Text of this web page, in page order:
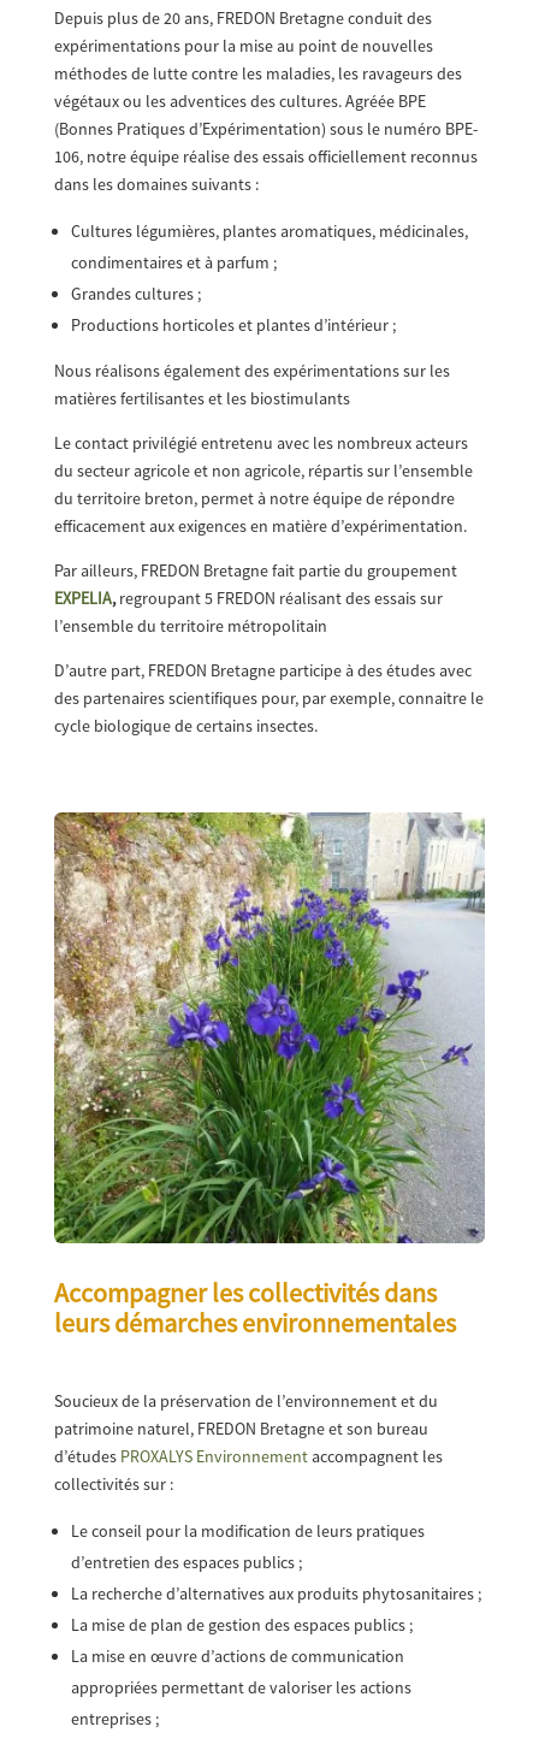
Depuis plus de 20 ans, FREDON Bretagne conduit des
expérimentations pour la mise au point de nouvelles
méthodes de lutte contre les maladies, les ravageurs des
végétaux ou les adventices des cultures. Agréée BPE
(Bonnes Pratiques d’Expérimentation) sous le numéro BPE-
106, notre équipe réalise des essais officiellement reconnus
dans les domaines suivants :
Cultures légumières, plantes aromatiques, médicinales,
condimentaires et à parfum ;
Grandes cultures ;
Productions horticoles et plantes d’intérieur ;
Nous réalisons également des expérimentations sur les
matières fertilisantes et les biostimulants
Le contact privilégié entretenu avec les nombreux acteurs
du secteur agricole et non agricole, répartis sur l’ensemble
du territoire breton, permet à notre équipe de répondre
efficacement aux exigences en matière d’expérimentation.
Par ailleurs, FREDON Bretagne fait partie du groupement
EXPELIA,regroupant 5 FREDON réalisant des essais sur
l’ensemble du territoire métropolitain
D’autre part, FREDON Bretagne participe à des études avec
des partenaires scientifiques pour, par exemple, connaitre le
cycle biologique de certains insectes.
Accompagner les collectivités dans
leurs démarches environnementales
Soucieux de la préservation de l’environnement et du
patrimoine naturel, FREDON Bretagne et son bureau
d’études PROXALYS Environnementaccompagnent les
collectivités sur :
Le conseil pour la modification de leurs pratiques
d’entretien des espaces publics ;
La recherche d’alternatives aux produits phytosanitaires ;
La mise de plan de gestion des espaces publics ;
La mise en œuvre d’actions de communication
appropriées permettant de valoriser les actions
entreprises ;